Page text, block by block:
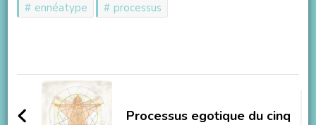
ennéatype processus
Processus egotique du cinq